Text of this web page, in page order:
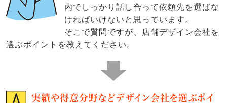
内でしっかり話し合って依頼先を選ばな
ければいけないと思っています。
そこで質問ですが、店舗デザイン会社を
選ぶポイントを教えてください。
実績や得意分野などデザイン会社を選ぶポイ